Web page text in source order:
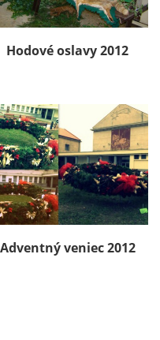
Hodové oslavy 2012
Adventný veniec 2012